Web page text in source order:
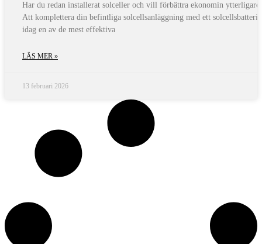
Har du redan installerat solceller och vill förbättra ekonomin
Att komplettera din befintliga solcellsanläggning med ett solcellsbatteri
idag en av de mest effektiva
LÄS MER »
13 februari 2026